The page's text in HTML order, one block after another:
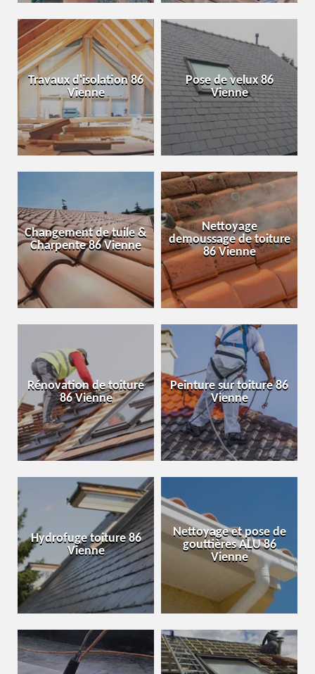
Travaux d'isolation 86
Vienne
Pose de velux 86
Vienne
Changement de tuile &
Charpente 86 Vienne
Nettoyage
demoussage de toiture
86 Vienne
Rénovation de toiture
86 Vienne
Peinture sur toiture 86
Vienne
Hydrofuge toiture 86
Vienne
Nettoyage et pose de
gouttières ALU 86
Vienne